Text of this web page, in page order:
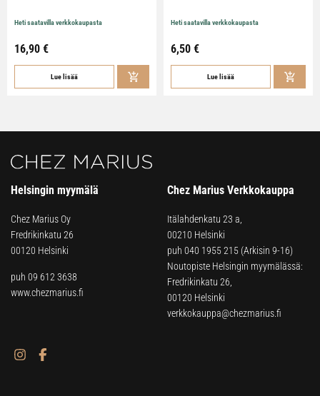
Heti saatavilla verkkokaupasta
16,90 €
Lue lisää
Heti saatavilla verkkokaupasta
6,50 €
Lue lisää
Helsingin myymälä
Chez Marius Oy
Fredrikinkatu 26
00120 Helsinki
puh 09 612 3638
www.chezmarius.fi
Chez Marius Verkkokauppa
Itälahdenkatu 23 a,
00210 Helsinki
puh 040 1955 215 (Arkisin 9-16)
Noutopiste Helsingin myymälässä:
Fredrikinkatu 26,
00120 Helsinki
verkkokauppa@chezmarius.fi